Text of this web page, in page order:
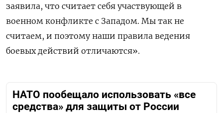
заявила, что считает себя участвующей в
военном конфликте с Западом. Мы так не
считаем, и поэтому наши правила ведения
боевых действий отличаются».
НАТО пообещало использовать «все
средства» для защиты от России